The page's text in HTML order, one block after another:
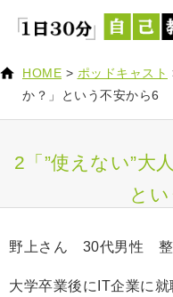
HOME > ポッドキャスト
か？」という不安から6
2「”使えない”大
と
野上さん 30代男性 整
大学卒業後にIT企業に